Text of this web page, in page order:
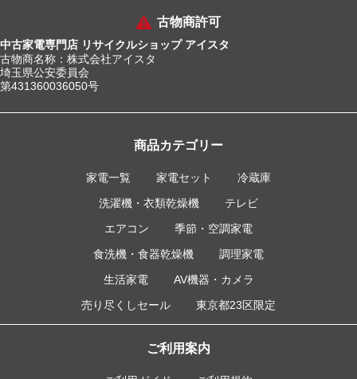
古物商許可
中古家電専門店 リサイクルショップ アイスタ
古物商名称：株式会社アイスタ
埼玉県公安委員会
第431360036050号
商品カテゴリー
家電一覧 家電セット
冷蔵庫
洗濯機・衣類乾燥機
テレビ
エアコン
季節・空調家電
食洗機・食器乾燥機
調理家電
生活家電
AV機器・カメラ
売り尽くしセール
東京都23区限定
ご利用案内